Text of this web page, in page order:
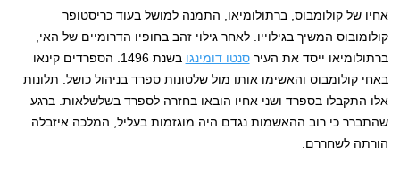
אחיו של קולומבוס, ברתולומיאו, התמנה למושל בעוד כריסטופר
קולומובוס המשיך בגילוייו. לאחר גילוי זהב בחופיו הדרומיים של האי,
ברתולומיאו ייסד את העירסנטו דומינגו
בשנת 1496. הספרדים קינאו
באחי קולומבוס והאשימו אותו מול שלטונות ספרד בניהול כושל. תלונות
אלו התקבלו בספרד ושני אחיו הובאו בחזרה לספרד בשלשלאות. ברגע
שהתברר כי רוב ההאשמות נגדם היה מוגזמות בעליל, המלכה איזבלה
הורתה לשחררם.